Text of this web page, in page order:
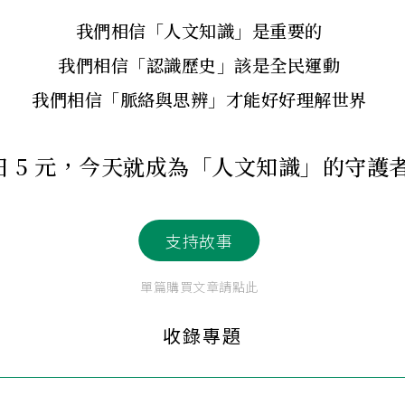
我們相信「人文知識」是重要的
我們相信「認識歷史」該是全民運動
我們相信「脈絡與思辨」才能好好理解世界
元，今天就成為「人文知識」的守
支持故事
單篇購買文章請點此
收錄專題